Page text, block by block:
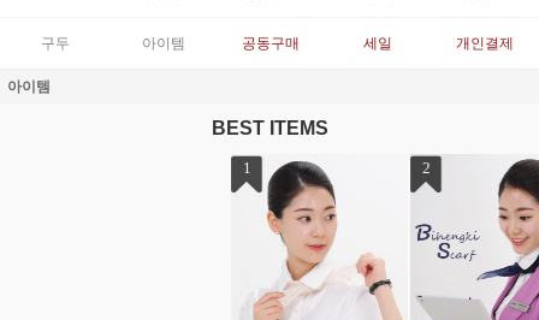
구두 아이템 공동구매 세일 개인결제
아이템
BEST ITEMS